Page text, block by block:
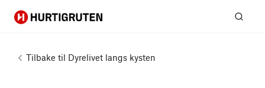
Hurtigruten
Tilbake til Dyrelivet langs kysten